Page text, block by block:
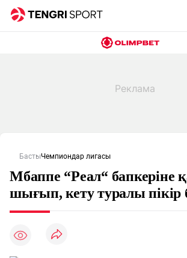
БастыЧемпиондар лигасы
Мбаппе “Реал“ бапкеріне
шығып, кету туралы пікір